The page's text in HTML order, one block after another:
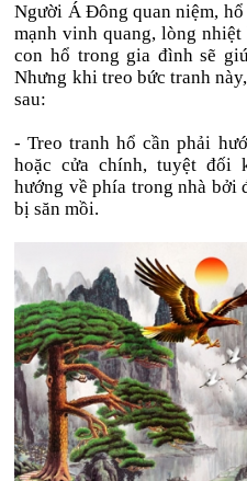
Người Á Đông quan niệm,
mạnh vinh quang, lòng
con hổ trong gia đình sẽ
Nhưng khi treo bức tranh
sau:
- Treo tranh hổ cần phải
hoặc cửa chính, tuyệt đối
hướng về phía trong nhà bởi
bị săn mồi.